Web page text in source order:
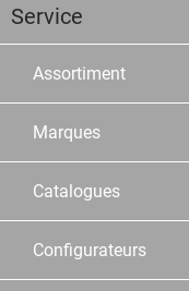
Service
Assortiment
Marques
Catalogues
Configurateurs